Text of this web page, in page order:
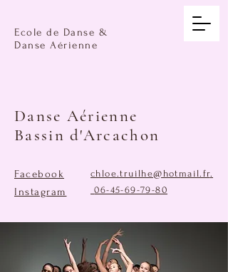
Ecole de Danse &
Danse Aérienne
Danse Aérienne
Bassin d'Arcachon
Facebook
Instagram
chloe.truilhe@hotmail.fr.
06-45-69-79-80